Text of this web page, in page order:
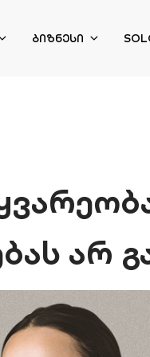
ᲑᲘᲖᲜᲔᲡᲘ
არ